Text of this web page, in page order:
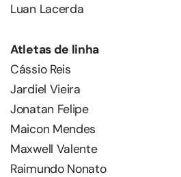
Luan Lacerda
Atletas de linha
Cássio Reis
Jardiel Vieira
Jonatan Felipe
Maicon Mendes
Maxwell Valente
Raimundo Nonato